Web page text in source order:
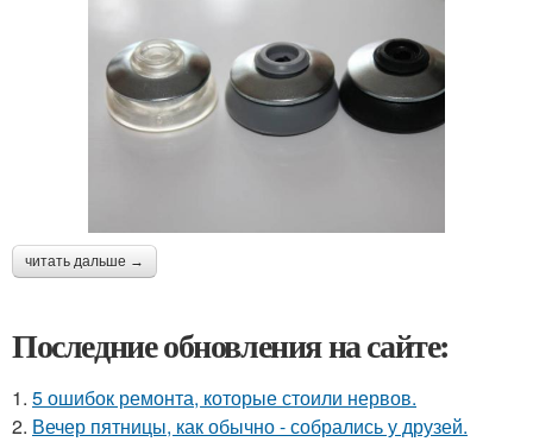
читать дальше →
Последние обновления на сайте:
1. 5 ошибок ремонта, которые стоили нервов.
2. Вечер пятницы, как обычно - собрались у друзей.